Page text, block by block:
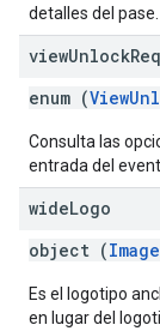
detalles del pase.
viewUnlock
enum (
Consulta las
entrada del
wideLogo
object (Image
Es el logotipo
en lugar del